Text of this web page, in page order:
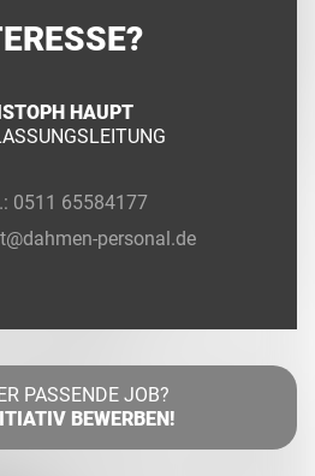
HAUPT
0511 65584177
personal.de
PASSENDE JOB?
BEWERBEN!